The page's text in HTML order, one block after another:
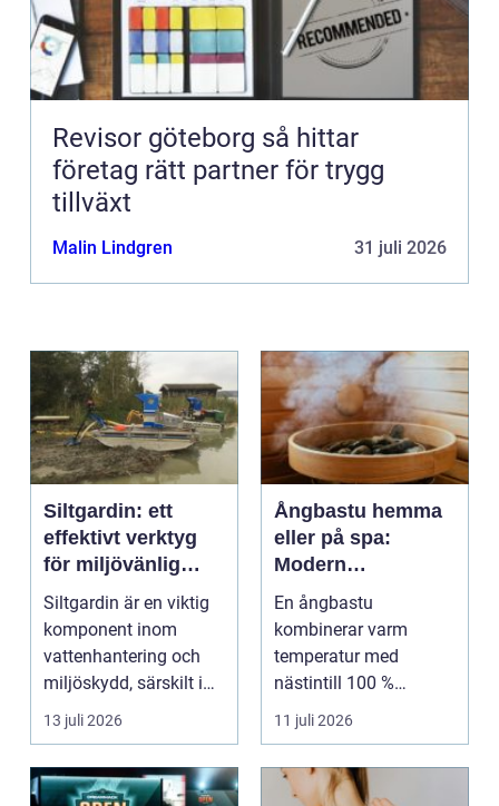
Revisor göteborg så hittar
företag rätt partner för trygg
tillväxt
Malin Lindgren 31 juli 2026
Siltgardin: ett
effektivt verktyg
för miljövänlig
vattenhantering
Siltgardin är en viktig
komponent inom
vattenhantering och
miljöskydd, särskilt i
verksamheter som i...
13 juli 2026
Ångbastu hemma
eller på spa:
Modern
återhämtning med
uråldrig logik
En ångbastu
kombinerar varm
temperatur med
nästintill 100 %
luftfuktighet för att
sk...
11 juli 2026